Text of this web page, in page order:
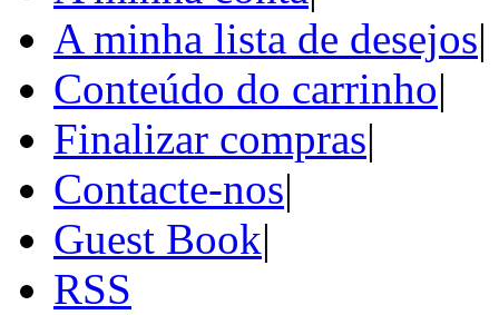
A minha lista de desejos|
Conteúdo do carrinho|
Finalizar compras|
Contacte-nos|
Guest Book|
RSS